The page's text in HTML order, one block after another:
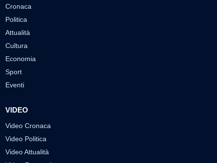
Cronaca
Politica
Attualità
Cultura
Economia
Sport
Eventi
VIDEO
Video Cronaca
Video Politica
Video Attualità